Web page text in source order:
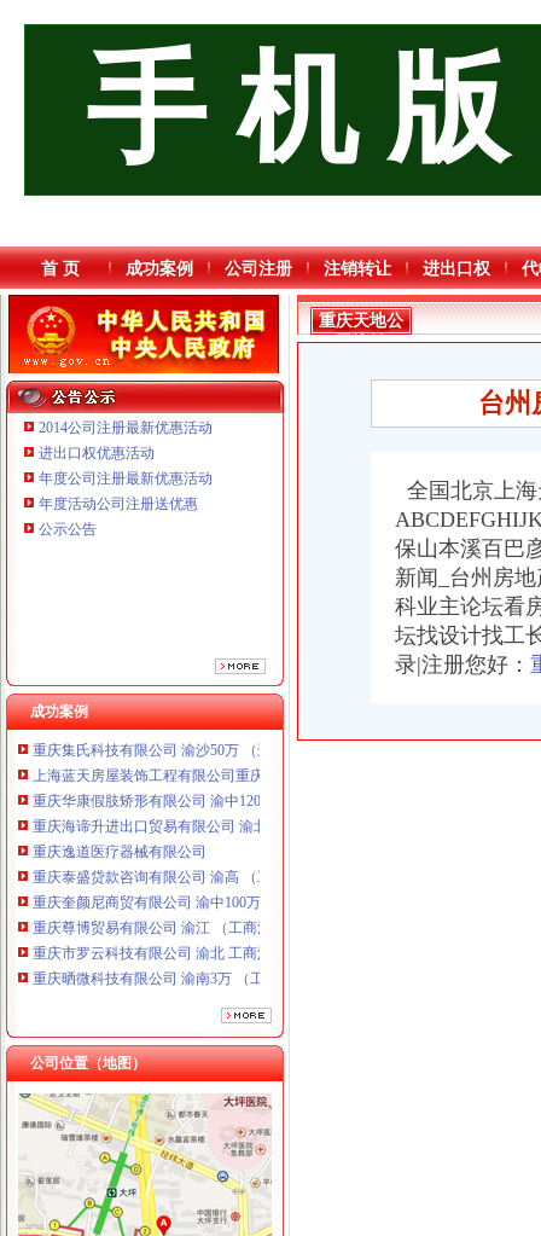
手 机 版
首 页 成功案例 公司注册 注销转让 进出口权
2014公司注册最新优惠活动
进出口权优惠活动
年度公司注册最新优惠活动
年度活动公司注册送优惠
公示公告
成功案例
重庆海谛升进出口贸易有限公司 渝北100万 （进出口权）
重庆市罗云科技有限公司 渝北 工商注册
重庆晒微科技有限公司 渝南3万 （工商注册）
重庆欧氏科技发展有限公司 渝九50万 （进出口权）
重庆集氏科技有限公司 渝沙50万 （进出口权）
上海蓝天房屋装饰工程有限公司重庆分公司 渝北 （工商注册）
重庆华康假肢矫形有限公司 渝中120万 （增资）
重庆海谛升进出口贸易有限公司 渝北100万 （进出口权）
重庆逸道医疗器械有限公司
重庆泰盛贷款咨询有限公司 渝高 （工商注册）
重庆奎颜尼商贸有限公司 渝中100万 （工商注册）
重庆尊博贸易有限公司 渝江 （工商注册）
重庆市罗云科技有限公司 渝北 工商注册
重庆晒微科技有限公司 渝南3万 （工商注册）
重庆欧氏科技发展有限公司 渝九50万 （进出口权）
重庆集氏科技有限公司 渝沙50万 （进出口权）
上海蓝天房屋装饰工程有限公司重庆分公司 渝北 （工商注册）
重庆华康假肢矫形有限公司 渝中120万 （增资）
公司位置（地图）
重庆天地公司注销
【多图】重庆天地雍江翠湖精装两房户型方正视野无遮挡全新未住
重庆天地公
司注销
台州
全国北京上
保山本溪百巴
新闻_台州房
科业主论坛看
坛找设计找工
录|注册您好：